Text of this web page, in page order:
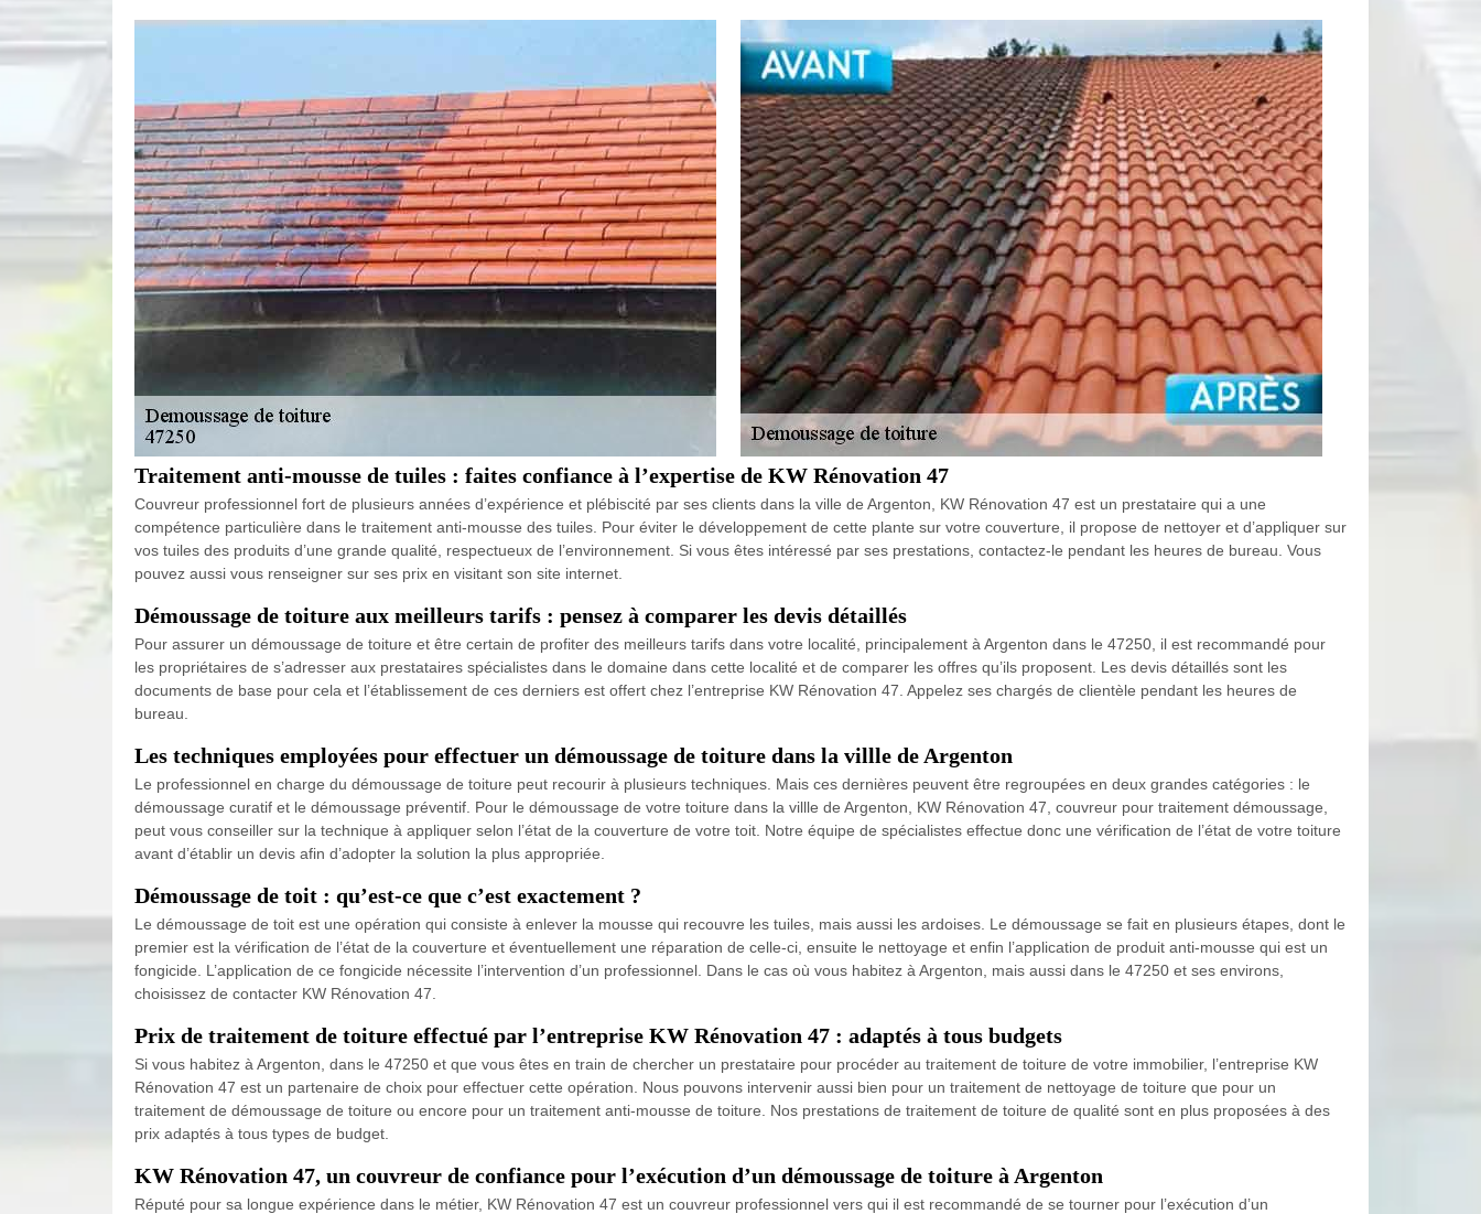
Traitement anti-mousse de tuiles : faites confiance à l’expertise de KW Rénovation 47
Couvreur professionnel fort de plusieurs années d’expérience et plébiscité par ses clients dans la ville de Argenton, KW Rénovation 47 est un prestataire qui a une
compétence particulière dans le traitement anti-mousse des tuiles. Pour éviter le développement de cette plante sur votre couverture, il propose de nettoyer et d’appliquer sur
vos tuiles des produits d’une grande qualité, respectueux de l’environnement. Si vous êtes intéressé par ses prestations, contactez-le pendant les heures de bureau. Vous
pouvez aussi vous renseigner sur ses prix en visitant son site internet.
Démoussage de toiture aux meilleurs tarifs : pensez à comparer les devis détaillés
Pour assurer un démoussage de toiture et être certain de profiter des meilleurs tarifs dans votre localité, principalement à Argenton dans le 47250, il est recommandé pour
les propriétaires de s’adresser aux prestataires spécialistes dans le domaine dans cette localité et de comparer les offres qu’ils proposent. Les devis détaillés sont les
documents de base pour cela et l’établissement de ces derniers est offert chez l’entreprise KW Rénovation 47. Appelez ses chargés de clientèle pendant les heures de
bureau.
Les techniques employées pour effectuer un démoussage de toiture dans la villle de Argenton
Le professionnel en charge du démoussage de toiture peut recourir à plusieurs techniques. Mais ces dernières peuvent être regroupées en deux grandes catégories : le
démoussage curatif et le démoussage préventif. Pour le démoussage de votre toiture dans la villle de Argenton, KW Rénovation 47, couvreur pour traitement démoussage,
peut vous conseiller sur la technique à appliquer selon l’état de la couverture de votre toit. Notre équipe de spécialistes effectue donc une vérification de l’état de votre toiture
avant d’établir un devis afin d’adopter la solution la plus appropriée.
Démoussage de toit : qu’est-ce que c’est exactement ?
Le démoussage de toit est une opération qui consiste à enlever la mousse qui recouvre les tuiles, mais aussi les ardoises. Le démoussage se fait en plusieurs étapes, dont le
premier est la vérification de l’état de la couverture et éventuellement une réparation de celle-ci, ensuite le nettoyage et enfin l’application de produit anti-mousse qui est un
fongicide. L’application de ce fongicide nécessite l’intervention d’un professionnel. Dans le cas où vous habitez à Argenton, mais aussi dans le 47250 et ses environs,
choisissez de contacter KW Rénovation 47.
Prix de traitement de toiture effectué par l’entreprise KW Rénovation 47 : adaptés à tous budgets
Si vous habitez à Argenton, dans le 47250 et que vous êtes en train de chercher un prestataire pour procéder au traitement de toiture de votre immobilier, l’entreprise KW
Rénovation 47 est un partenaire de choix pour effectuer cette opération. Nous pouvons intervenir aussi bien pour un traitement de nettoyage de toiture que pour un
traitement de démoussage de toiture ou encore pour un traitement anti-mousse de toiture. Nos prestations de traitement de toiture de qualité sont en plus proposées à des
prix adaptés à tous types de budget.
KW Rénovation 47, un couvreur de confiance pour l’exécution d’un démoussage de toiture à Argenton
Réputé pour sa longue expérience dans le métier, KW Rénovation 47 est un couvreur professionnel vers qui il est recommandé de se tourner pour l’exécution d’un